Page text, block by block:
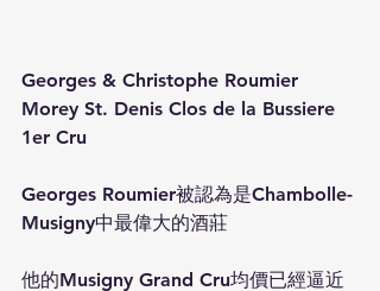
Georges & Christophe Roumier
Morey St. Denis Clos de la Bussiere
1er Cru
Georges Roumier被認為是Chambolle-
Musigny中最偉大的酒莊
他的Musigny Grand Cru均價已經逼近